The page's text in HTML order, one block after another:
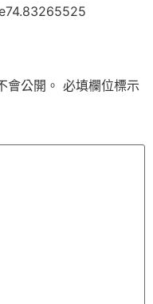
會公開。 必填欄位標示